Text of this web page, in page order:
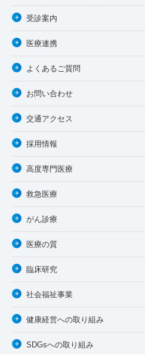
受診案内
医療連携
よくあるご質問
お問い合わせ
交通アクセス
採用情報
高度専門医療
救急医療
がん診療
医療の質
臨床研究
社会福祉事業
健康経営への取り組み
SDGsへの取り組み